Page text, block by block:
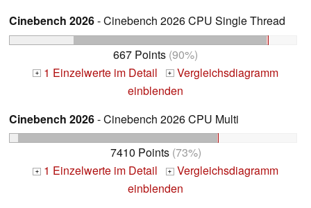
Cinebench 2026- Cinebench 2026 CPU Single Thread
667 Points (90%)
+ 1 Einzelwerte im Detail + Vergleichsdiagramm
einblenden
Cinebench 2026- Cinebench 2026 CPU Multi
7410 Points(73%)
+ 1 Einzelwerte im Detail + Vergleichsdiagramm
einblenden